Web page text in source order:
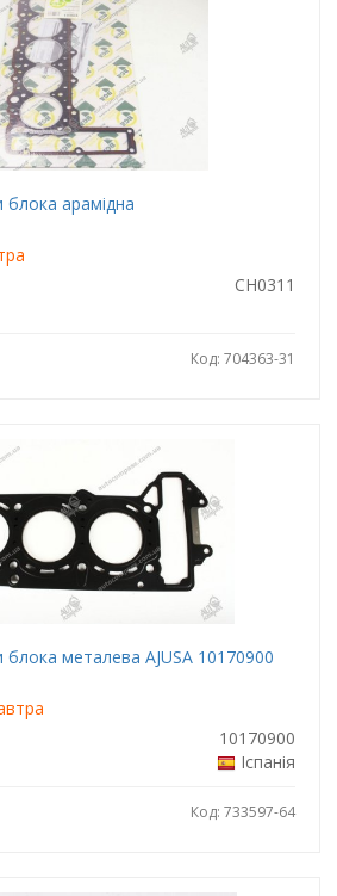
блока арамідна
CH0311
Код: 704363-31
металева AJUSA 10170900
10170900
Іспанія
Код: 733597-64